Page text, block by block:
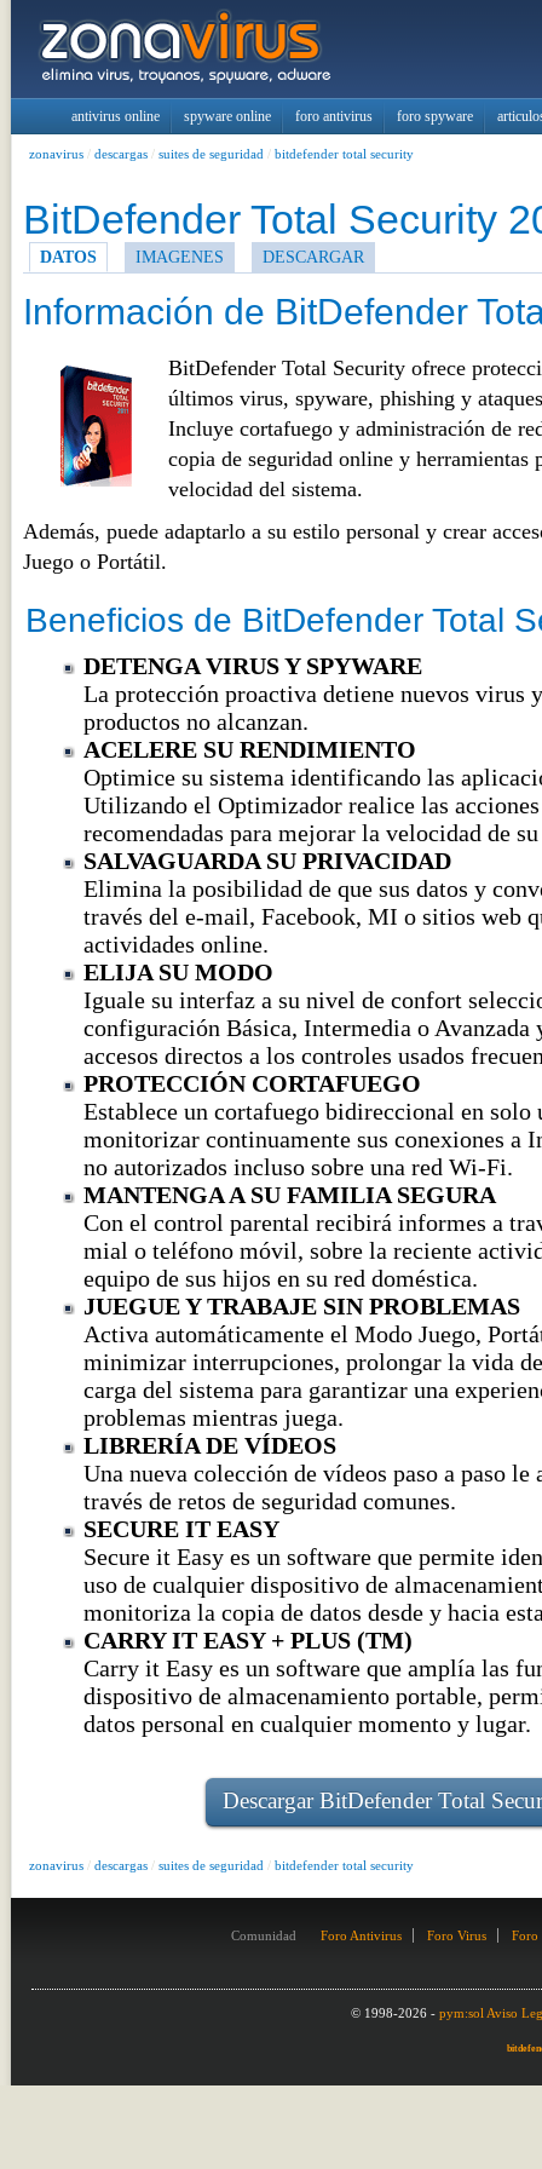
antivirus online spyware online foro antivirus foro spyware
zonavirus / descargas / suites de seguridad / bitdefender total security
BitDefender Total Security
DATOS IMAGENES DESCARGAR
Información de BitDefender
BitDefender Total Security ofrece
últimos virus, spyware, phishing y
Incluye cortafuego y administración de
copia de seguridad online y herramientas
velocidad del sistema.
Además, puede adaptarlo a su estilo personal y crear
Juego o Portátil.
Beneficios de BitDefender Total
DETENGA VIRUS Y SPYWARE
La protección proactiva detiene nuevos virus
productos no alcanzan.
ACELERE SU RENDIMIENTO
Optimice su sistema identificando las
Utilizando el Optimizador realice las
recomendadas para mejorar la velocidad de
SALVAGUARDA SU PRIVACIDAD
Elimina la posibilidad de que sus datos y
través del e-mail, Facebook, MI o sitios web
actividades online.
ELIJA SU MODO
Iguale su interfaz a su nivel de confort
configuración Básica, Intermedia o Avanzada
accesos directos a los controles usados
PROTECCIÓN CORTAFUEGO
Establece un cortafuego bidireccional en solo
monitorizar continuamente sus conexiones a
no autorizados incluso sobre una red Wi-Fi.
MANTENGA A SU FAMILIA SEGURA
Con el control parental recibirá informes a
mial o teléfono móvil, sobre la reciente
equipo de sus hijos en su red doméstica.
JUEGUE Y TRABAJE SIN PROBLEMAS
Activa automáticamente el Modo Juego,
minimizar interrupciones, prolongar la vida
carga del sistema para garantizar una
problemas mientras juega.
LIBRERÍA DE VÍDEOS
Una nueva colección de vídeos paso a paso le
través de retos de seguridad comunes.
SECURE IT EASY
Secure it Easy es un software que permite
uso de cualquier dispositivo de
monitoriza la copia de datos desde y hacia
CARRY IT EASY + PLUS (TM)
Carry it Easy es un software que amplía las
dispositivo de almacenamiento portable,
datos personal en cualquier momento y lugar.
Descargar BitDefender Total
zonavirus / descargas / suites de seguridad / bitdefender total security
Comunidad Foro Antivirus Foro Virus Foro
© 1998-2026 - pym:sol Aviso